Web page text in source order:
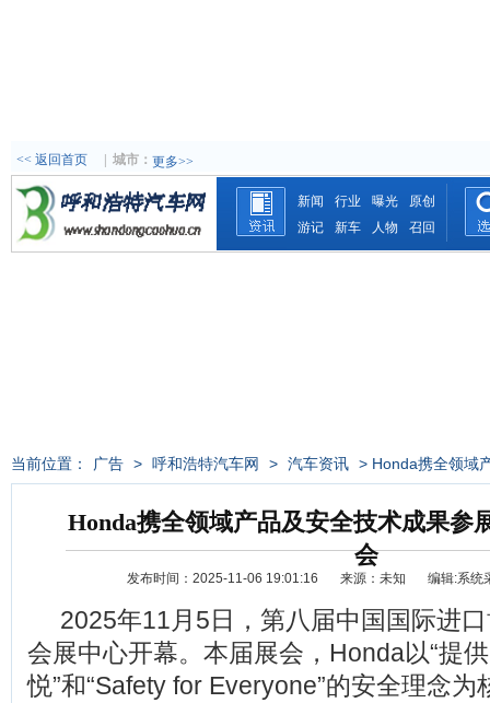
<< 返回首页 城市： 更多>>
新闻 行业 曝光
原创
游记
新车 人物 召回
当前位置： 广告 > 呼和浩特汽车网 > 汽车资讯 > Honda携全领域
Honda携全领域产品及安全技术成果参
会
发布时间：2025-11-06 19:01:16 来源：未知 编辑:系统
2025年11月5日，第八届中国国际进
会展中心开幕。本届展会，Honda以“提
悦”和“Safety for Everyone”的安全理念